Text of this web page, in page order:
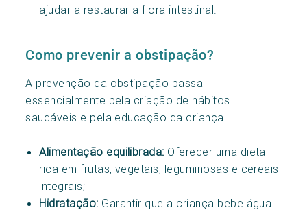
ajudar a restaurar a flora intestinal.
Como prevenir a obstipação?
A prevenção da obstipação passa
essencialmente pela criação de hábitos
saudáveis e pela educação da criança.
Alimentação equilibrada: Oferecer uma dieta
rica em frutas, vegetais, leguminosas e cereais
integrais;
Hidratação: Garantir que a criança bebe água